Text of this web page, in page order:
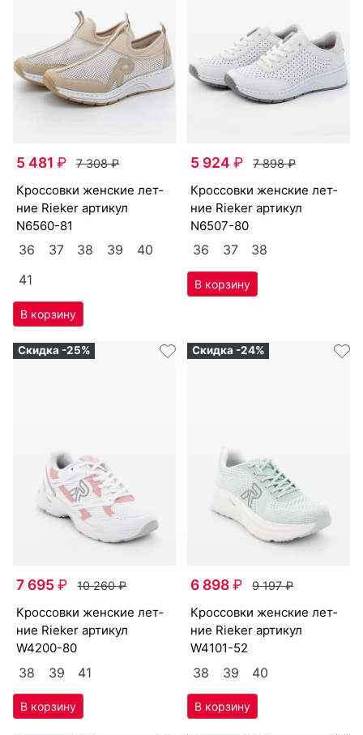
5 481₽ 7 308₽
крос­совки женс­кие лет­
ние Ri­eker артикул
N6560-81
36 37 38 39
40
41
5 924₽ 7 898₽
крос­совки женс­кие лет­
ние Ri­eker артикул
N6507-80
36 37 38
Скидка -25%
7 695₽ 10 260₽
крос­совки женс­кие лет­
ние Ri­eker артикул
W4200-80
38 39 41
Скидка -24%
6 898₽ 9 197₽
крос­совки женс­кие лет­
ние Ri­eker артикул
W4101-52
38 39 40